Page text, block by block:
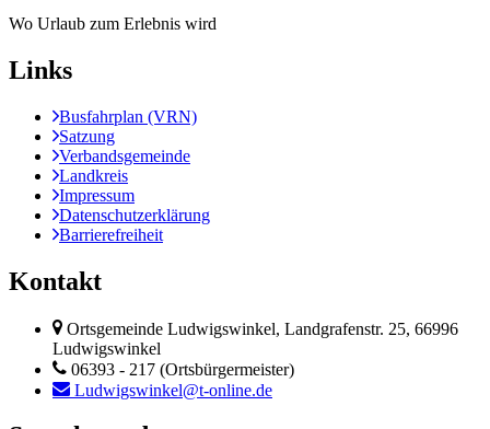
Wo Urlaub zum Erlebnis wird
Links
Busfahrplan (VRN)
Satzung
Verbandsgemeinde
Landkreis
Impressum
Datenschutzerklärung
Barrierefreiheit
Kontakt
Ortsgemeinde Ludwigswinkel, Landgrafenstr. 25, 66996
Ludwigswinkel
06393 - 217 (Ortsbürgermeister)
Ludwigswinkel@t-online.de